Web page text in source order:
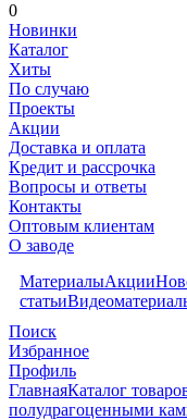
0
Новинки
Каталог
Хиты
По случаю
Проекты
Акции
Доставка и оплата
Кредит и рассрочка
Вопросы и ответы
Контакты
Оптовым клиентам
О заводе
МатериалыАкции
статьи
Поиск
Избранное
Профиль
ГлавнаяКаталог
полудрагоценными